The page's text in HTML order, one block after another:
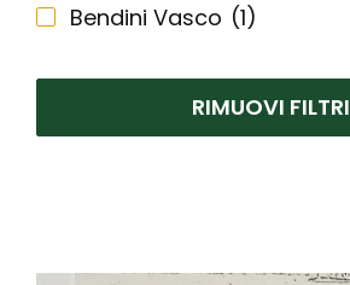
Bendini Vasco (1)
Bodini Floriano (1)
(1)
RIMUOVI FILTRI